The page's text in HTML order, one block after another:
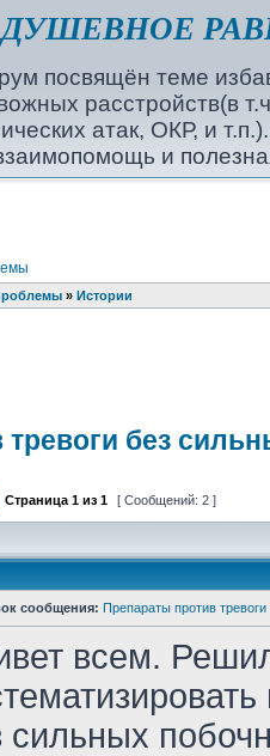
ДУШЕВНОЕ
посвящён теме
расстройств(в
атак, ОКР, и
и
» Истории
тревоги без
Страница 1из 1 [ Сообщений: 2 ]
сообщения: Препараты против
всем.
сильных